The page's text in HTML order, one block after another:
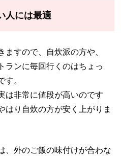
人には最適
すので、自炊派の方や、
ランに毎回行くのはちょっ
す。
は非常に値段が高いのです
はり自炊の方が安く上がりま
、外のご飯の味付けが合わな